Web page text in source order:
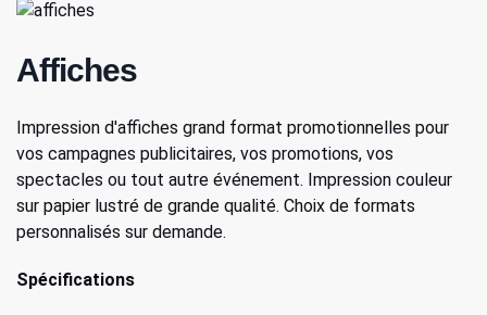
Affiches
Impression d'affiches grand format promotionnelles pour
vos campagnes publicitaires, vos promotions, vos
spectacles ou tout autre événement. Impression couleur
sur papier lustré de grande qualité. Choix de formats
personnalisés sur demande.
Spécifications